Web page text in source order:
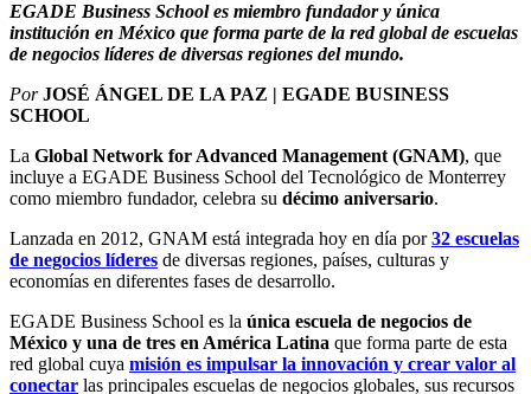
EGADE Business School es miembro fundador y única
institución en México que forma parte de la red global de escuelas
de negocios líderes de diversas regiones del mundo.
Por JOSÉ ÁNGEL DE LA PAZ | EGADE BUSINESS
SCHOOL
La Global Network for Advanced Management (GNAM), que
incluye a EGADE Business School del Tecnológico de Monterrey
como miembro fundador, celebra su décimo aniversario.
Lanzada en 2012, GNAM está integrada hoy en día por32 escuelas
de negocios líderes de diversas regiones, países, culturas y
economías en diferentes fases de desarrollo.
EGADE Business School es la única escuela de negocios de
México y una de tres en América Latina que forma parte de esta
red global cuya misión es impulsar la innovación y crear valor al
conectar las principales escuelas de negocios globales, sus recursos